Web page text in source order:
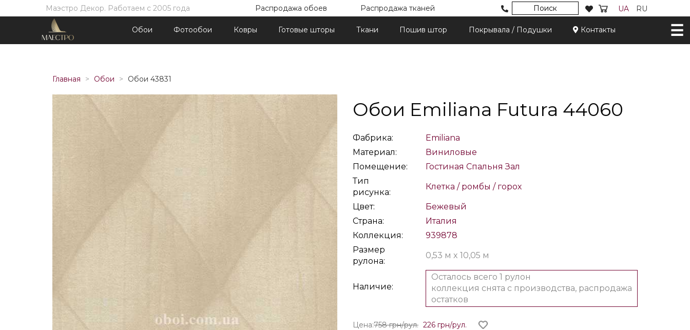
Маэстро Декор. Работаем с 2005 года Распродажа обоев Распродажа тканей Поиск UA RU
Обои Фотообои Ковры Готовые шторы Ткани Пошив штор Покрывала / Подушки Контакты
Главная Обои Обои 43831
Обои Emiliana Futura 44060
Фабрика:
Emiliana
Материал:
Виниловые
Помещение:
Гостиная Спальня Зал
Тип
рисунка:
Клетка / ромбы / горох
Цвет:
Бежевый
Страна:
Италия
Коллекция:
939878
Размер
рулона:
0,53 м x 10,05 м
Наличие:
Осталось всего 1 рулон
коллекция снята с производства, распродажа
остатков
Цена:758 грн/рул. 226 грн/рул.